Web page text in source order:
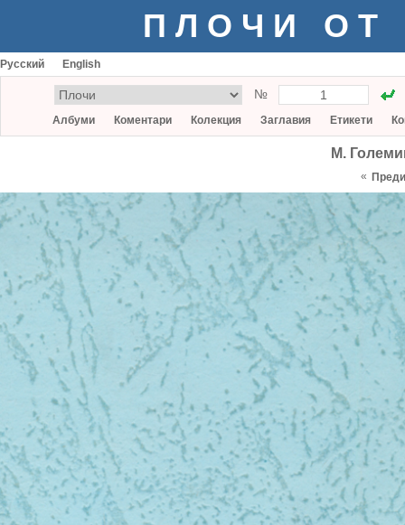
ПЛОЧИ ОТ
Русский English
№
Албуми Коментари Колекция Заглавия Етикети
М.
«